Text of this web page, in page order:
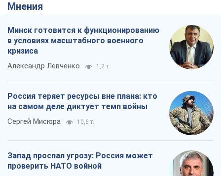
Мнения
Минск готовится к функционированию
в условиях масштабного военного
кризиса
Александр Левченко 1,2 т.
Россия теряет ресурсы вне плана: кто
на самом деле диктует темп войны
Сергей Мисюра 10,6 т.
Запад проспал угрозу: Россия может
проверить НАТО войной